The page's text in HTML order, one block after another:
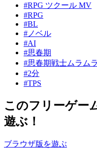
#RPG ツクール MV
#RPG
#BL
#ノベル
#AI
#思春期
#思春期戦士ムラム
#2分
#TPS
このフリーゲー
遊ぶ！
ブラウザ版を遊ぶ